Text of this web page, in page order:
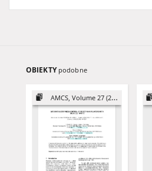
OBIEKTY podobne
AMCS, Volume 27 (2017)